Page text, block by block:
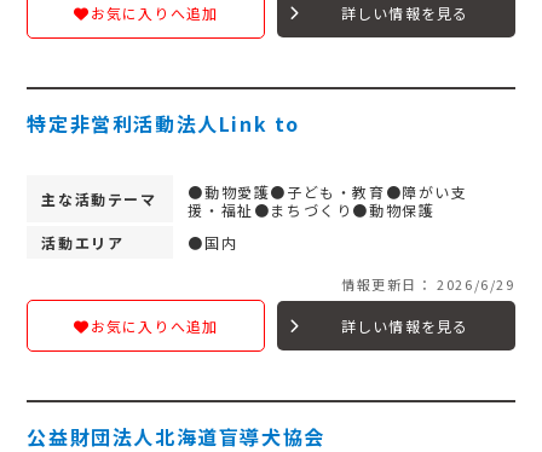
お気に入りへ追加 詳しい情報を見る
特定非営利活動法人Link to
主な活動テーマ
●動物愛護●子ども・教育●障がい支
援・福祉●まちづくり●動物保護
活動エリア
●国内
情報更新日： 2026/6/29
お気に入りへ追加 詳しい情報を見る
公益財団法人北海道盲導犬協会